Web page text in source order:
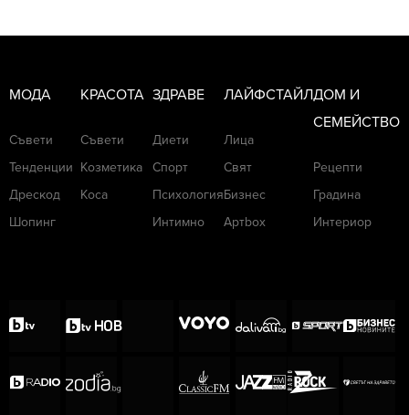
МОДА
Съвети
Тенденции
Дрескод
Шопинг
КРАСОТА
Съвети
Козметика
Коса
ЗДРАВЕ
Диети
Спорт
Психология
Интимно
ЛАЙФСТАЙЛ
Лица
Свят
Бизнес
Артbox
ДОМ И
СЕМЕЙСТВО
Рецепти
Градина
Интериор